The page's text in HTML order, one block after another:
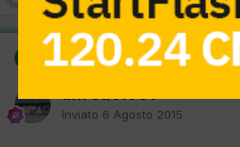
SOLUZIONE
Inviato 6 Agosto 2015